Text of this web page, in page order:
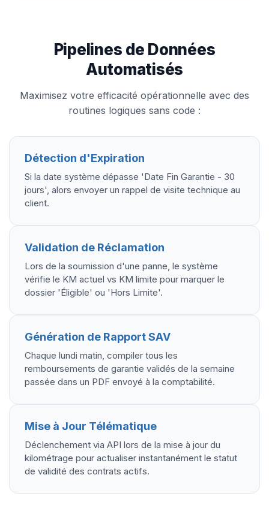
Pipelines de Données
Automatisés
Maximisez votre efficacité opérationnelle avec des
routines logiques sans code :
Détection d'Expiration
Si la date système dépasse 'Date Fin Garantie - 30
jours', alors envoyer un rappel de visite technique au
client.
Validation de Réclamation
Lors de la soumission d'une panne, le système
vérifie le KM actuel vs KM limite pour marquer le
dossier 'Éligible' ou 'Hors Limite'.
Génération de Rapport SAV
Chaque lundi matin, compiler tous les
remboursements de garantie validés de la semaine
passée dans un PDF envoyé à la comptabilité.
Mise à Jour Télématique
Déclenchement via API lors de la mise à jour du
kilométrage pour actualiser instantanément le statut
de validité des contrats actifs.